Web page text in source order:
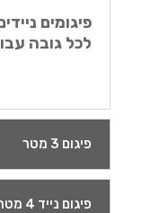
פיגומים
לכל גובה
פיגום 3 מטר
פיגום נייד 4 מטר